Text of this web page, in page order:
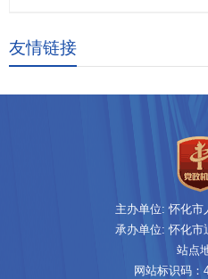
友情链接
主办单位: 怀化市
承办单位: 怀化市
站点
网站标识码：